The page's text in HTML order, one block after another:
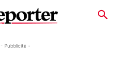
- Pubblicità -